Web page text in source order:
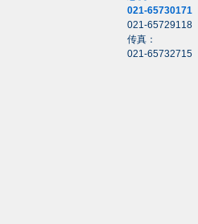
021-65730171
021-65729118
传真：
021-65732715